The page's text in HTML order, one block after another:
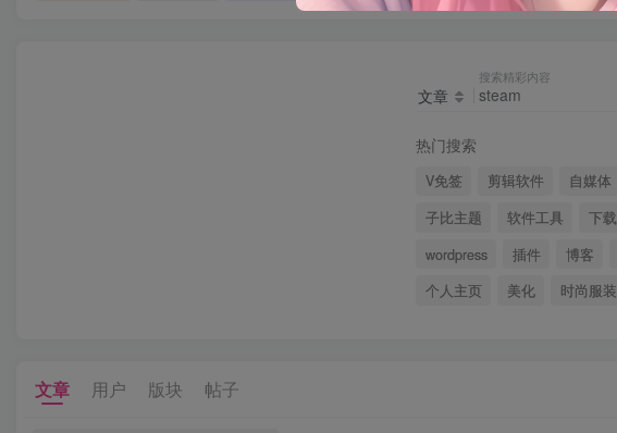
文章
搜索精彩内容
热门搜索
V免签 剪辑软件 自媒体
子比主题
软件工具 下载
wordpress
插件 博客
个人主页
美化 时尚服装
文章 用户 版块 帖子